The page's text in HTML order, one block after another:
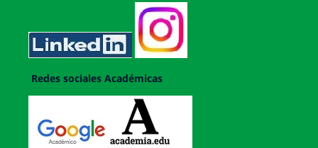
Redes sociales Académicas